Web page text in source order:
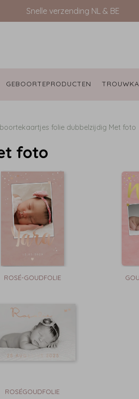
Snelle verzending NL & BE
GEBOORTEPRODUCTEN
folie dubbelzijdig Met foto
foto
ROSÉ-GOUDFOLIE
ROSÉGOUDFOLIE